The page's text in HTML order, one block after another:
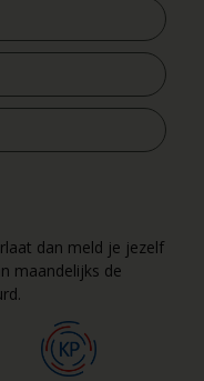
dan meld je jezelf
maandelijks de